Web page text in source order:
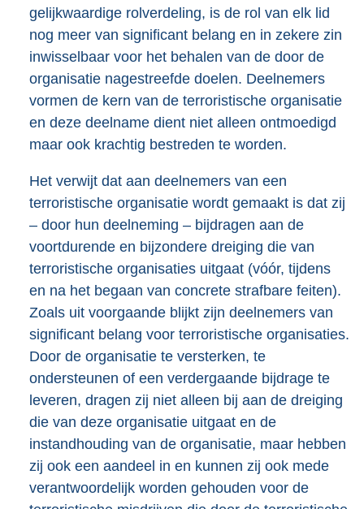
gelijkwaardige rolverdeling, is de rol van elk lid
nog meer van significant belang en in zekere zin
inwisselbaar voor het behalen van de door de
organisatie nagestreefde doelen. Deelnemers
vormen de kern van de terroristische organisatie
en deze deelname dient niet alleen ontmoedigd
maar ook krachtig bestreden te worden.
Het verwijt dat aan deelnemers van een
terroristische organisatie wordt gemaakt is dat zij
– door hun deelneming – bijdragen aan de
voortdurende en bijzondere dreiging die van
terroristische organisaties uitgaat (vóór, tijdens
en na het begaan van concrete strafbare feiten).
Zoals uit voorgaande blijkt zijn deelnemers van
significant belang voor terroristische organisaties.
Door de organisatie te versterken, te
ondersteunen of een verdergaande bijdrage te
leveren, dragen zij niet alleen bij aan de dreiging
die van deze organisatie uitgaat en de
instandhouding van de organisatie, maar hebben
zij ook een aandeel in en kunnen zij ook mede
verantwoordelijk worden gehouden voor de